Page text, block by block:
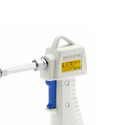
アスクル プラス
チックグローブ
粉なし（パウダ
ーフリー）
￥398~ （税込）